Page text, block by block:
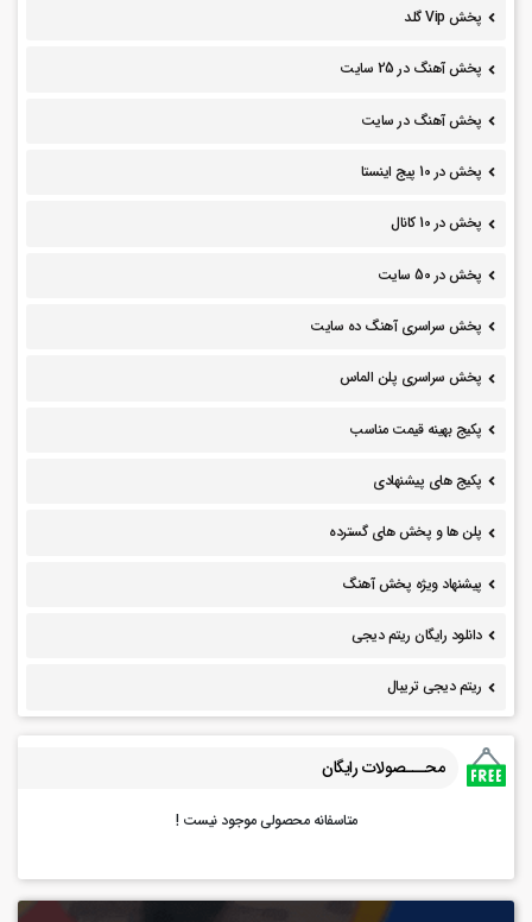
پخش Vip گلد
پخش آهنگ در 25 سایت
پخش آهنگ در سایت
پخش در 10 پیج اینستا
پخش در 10 کانال
پخش در 50 سایت
پخش سراسری آهنگ ده سایت
پخش سراسری پلن الماس
پکیج بهینه قیمت مناسب
پکیج های پیشنهادی
پلن ها و پخش های گسترده
پیشنهاد ویژه پخش آهنگ
دانلود رایگان ریتم دیجی
ریتم دیجی تریبال
محـــصولات رایگان
متاسفانه محصولی موجود نیست !